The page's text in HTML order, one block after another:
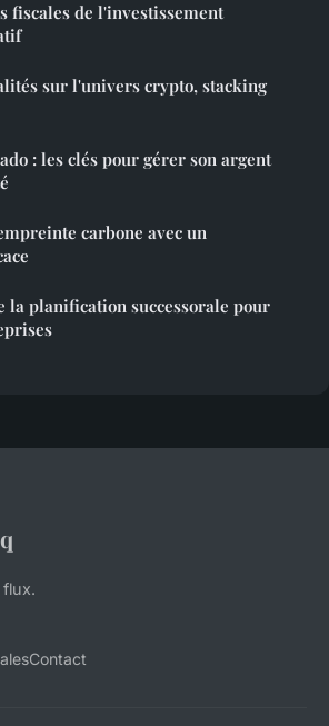
fiscales de l'investissement
sur l'univers crypto, stacking
: les clés pour gérer son argent
carbone avec un
la planification successorale pour
flux.
Contact